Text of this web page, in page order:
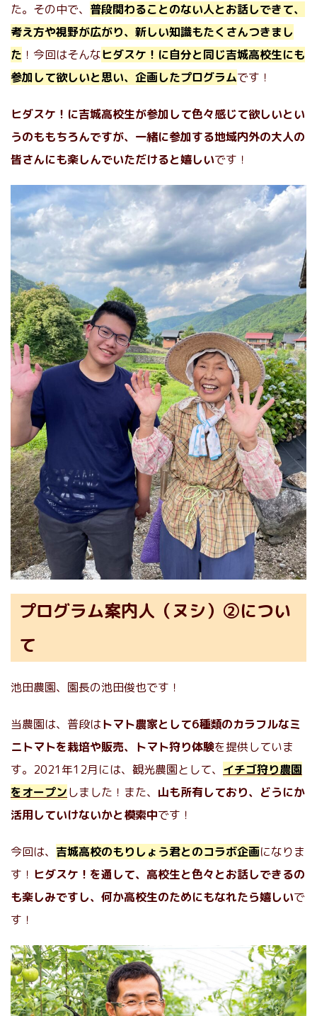
た。その中で、 普段関わることのない人とお話しできて、
考え方や視野が広がり、新しい知識もたくさんつきまし
た ！今回はそんなヒダスケ！に自分と同じ吉城高校生にも
参加して欲しいと思い、企画したプログラムです！
ヒダスケ！に吉城高校生が参加して色々感じて欲しいとい
うのももちろんですが、一緒に参加する地域内外の大人の
皆さんにも楽しんでいただけると嬉しいです！
プログラム案内人（ヌシ）②につい
て
池田農園、園長の池田俊也です！
当農園は、普段はトマト農家として6種類のカラフルなミ
ニトマトを栽培や販売、トマト狩り体験を提供していま
す。2021年12月には、観光農園として、 イチゴ狩り農園
をオープンしました！また、 山も所有しており、どうにか
活用していけないかと模索中です！
今回は、 吉城高校のもりしょう君とのコラボ企画になりま
す！ ヒダスケ！を通して、高校生と色々とお話しできるの
も楽しみですし、何か高校生のためにもなれたら嬉しいで
す！